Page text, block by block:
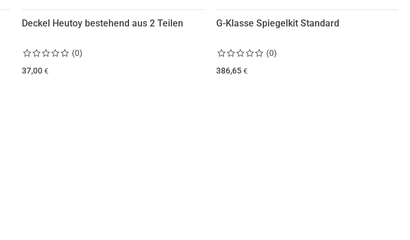
Deckel Heutoy bestehend aus 2 Teilen
(0)
37,00 €
G-Klasse Spiegelkit Standard
(0)
386,65€